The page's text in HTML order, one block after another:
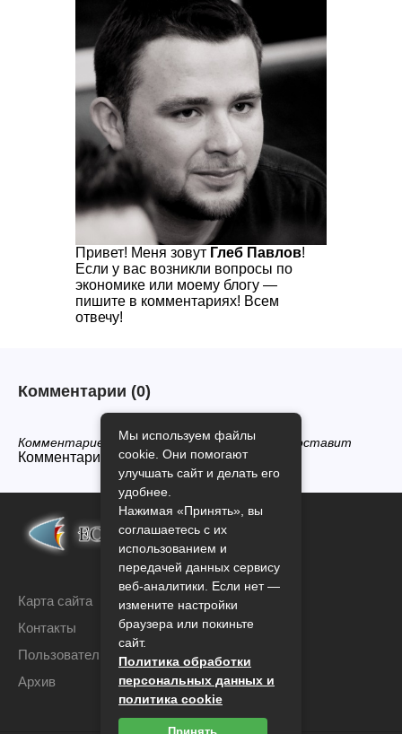
Привет! Меня зовут Глеб Павлов!
Если у вас возникли вопросы по
экономике или моему блогу —
пишите в комментариях! Всем
отвечу!
Комментарии (0)
Комментариев нет, будьте первым кто его оставит
Комментарии закрыты.
Карта сайта
Контакты
Пользовательское соглашение
Архив
Мы используем файлы
cookie. Они помогают
улучшать сайт и делать его
удобнее.
Нажимая «Принять», вы
соглашаетесь с их
использованием и
передачей данных сервису
веб-аналитики. Если нет —
измените настройки
браузера или покиньте
сайт.
Политика обработки
персональных данных и
политика cookie